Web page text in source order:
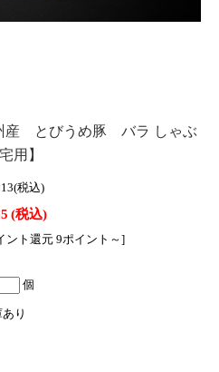
産 とびうめ豚 バラ しゃぶ
用】
(税込)
(税込)
ント還元 9ポイント～]
個
り